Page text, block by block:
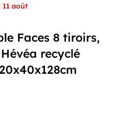
11 août
Faces 8 tiroirs,
recyclé